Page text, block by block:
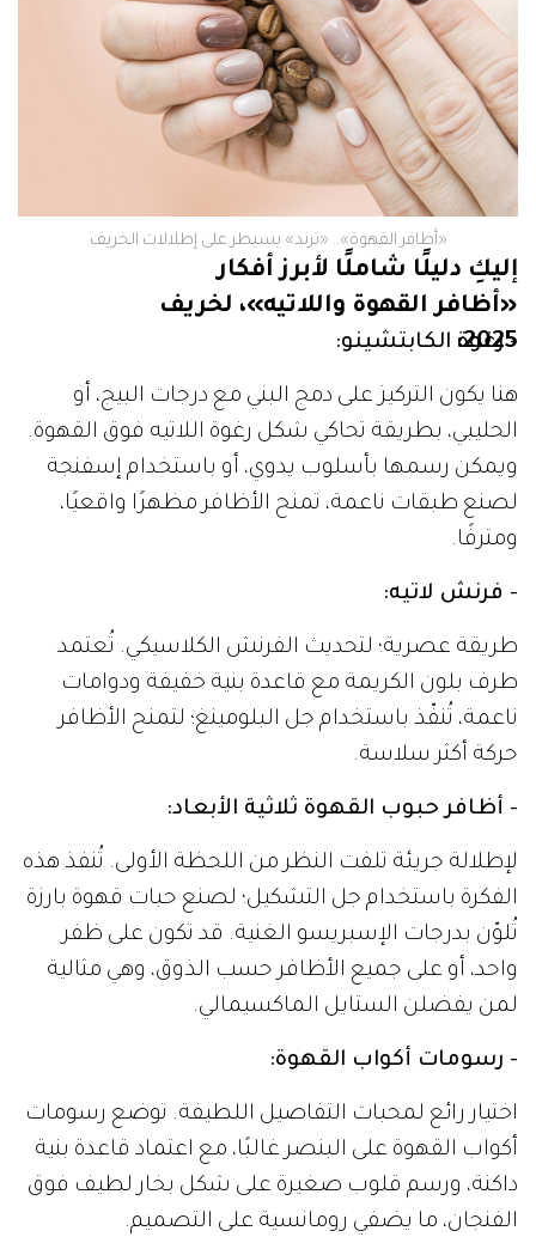
«أظافر القهوة».. «ترند» يسيطر على إطلالات الخريف
إليكِ دليلًا شاملًا لأبرز أفكار
«أظافر القهوة واللاتيه»، لخريف
2025:
- رغوة الكابتشينو:
هنا يكون التركيز على دمج البني مع درجات البيج، أو
الحليبي، بطريقة تحاكي شكل رغوة اللاتيه فوق القهوة.
ويمكن رسمها بأسلوب يدوي، أو باستخدام إسفنجة
لصنع طبقات ناعمة، تمنح الأظافر مظهرًا واقعيًا،
ومترفًا.
- فرنش لاتيه:
طريقة عصرية؛ لتحديث الفرنش الكلاسيكي. تُعتمد
طرف بلون الكريمة مع قاعدة بنية خفيفة ودوامات
ناعمة، تُنفّذ باستخدام جل البلومينغ؛ لتمنح الأظافر
حركة أكثر سلاسة.
- أظافر حبوب القهوة ثلاثية الأبعاد:
لإطلالة جريئة تلفت النظر من اللحظة الأولى. تُنفذ هذه
الفكرة باستخدام جل التشكيل؛ لصنع حبات قهوة بارزة
تُلوّن بدرجات الإسبريسو الغنية. قد تكون على ظفر
واحد، أو على جميع الأظافر حسب الذوق، وهي مثالية
لمن يفضلن الستايل الماكسيمالي.
- رسومات أكواب القهوة:
اختيار رائع لمحبات التفاصيل اللطيفة. توضع رسومات
أكواب القهوة على البنصر غالبًا، مع اعتماد قاعدة بنية
داكنة، ورسم قلوب صغيرة على شكل بخار لطيف فوق
الفنجان، ما يضفي رومانسية على التصميم.